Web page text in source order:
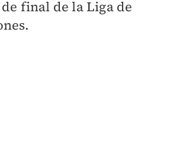
final de la Liga de